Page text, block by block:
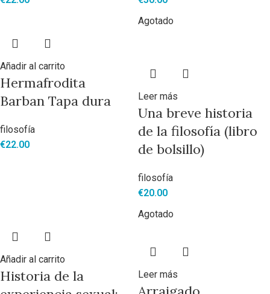
Añadir al carrito
Hermafrodita
Barban Tapa dura
filosofía
€22.00
Agotado
Leer más
Una breve historia
de la filosofía (libro
de bolsillo)
filosofía
€20.00
Añadir al carrito
Historia de la
Agotado
Leer más